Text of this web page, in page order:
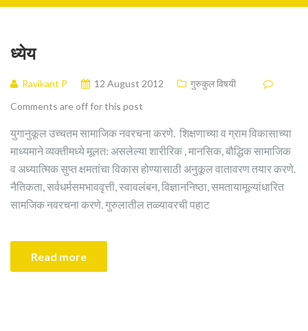
ध्येय
Ravikant P 12 August 2012
गुरुकुल विषयी
Comments are off for this post
युगानुकूल उच्चतम सामाजिक नवरचना करणे. शिक्षणाच्या व ग्राम विकासाच्या
माध्यमाने व्यक्तीमध्ये मूलत: असलेल्या शारीरिक , मानसिक, बौद्धिक सामाजिक
व अध्यात्मिक सुप्त क्षमतांचा विकास होण्यासाठी अनुकूल वातावरण तयार करणे.
नैतिकता, सर्वधर्मसमभाववृत्ती, स्वावलंबन, विज्ञाननिष्ठा, समतायामूल्यांधारित
सामजिक नवरचना करणे. गुरुलातील तळ्यावरची पहाट
Read more